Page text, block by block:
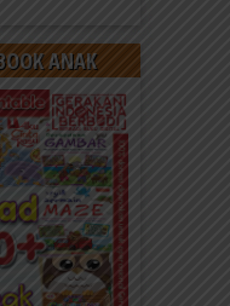
ANAK